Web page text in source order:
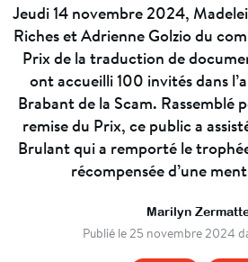
Jeudi 14 novembre 2024,
Riches et Adrienne Golzio du
Prix de la traduction de
ont accueilli 100 invités dans
Brabant de la Scam. Rassemblé
remise du Prix, ce public a
Brulant qui a remporté le
récompensée d’une
Marilyn
Publié le 25 novembre 2024